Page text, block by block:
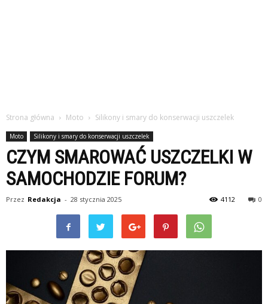
Strona główna Moto Silikony i smary do konserwacji uszczelek
Moto Silikony i smary do konserwacji uszczelek
CZYM SMAROWAĆ USZCZELKI W
SAMOCHODZIE FORUM?
Przez Redakcja - 28 stycznia 2025 0
4112